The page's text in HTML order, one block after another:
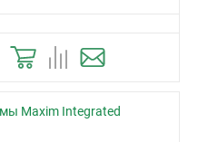
Maxim Integrated